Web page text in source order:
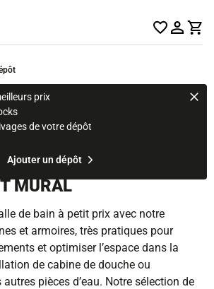
prix
de votre dépôt
Ajouter un dépôt
salle de bain
MURAL
de bain à petit prix avec notre
et armoires, très pratiques pour
et optimiser l’espace dans la
de cabine de douche ou
pièces d’eau. Notre sélection de